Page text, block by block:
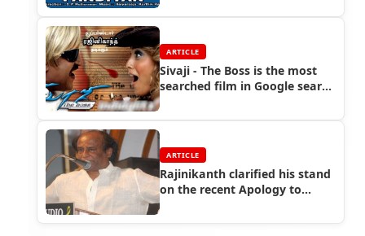
ARTICLE
Sivaji - The Boss is the most
searched film in Google search
ARTICLE
Rajinikanth clarified his stand
on the recent Apology to